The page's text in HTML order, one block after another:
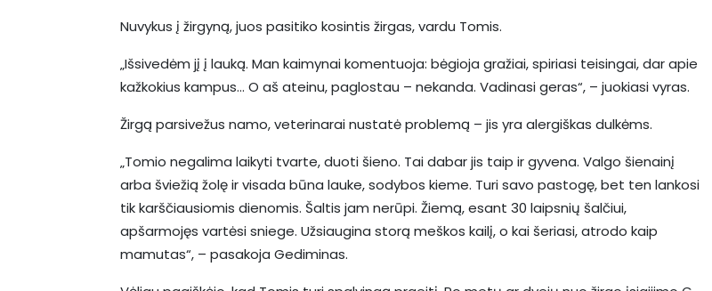
Nuvykus į žirgyną, juos pasitiko kosintis žirgas, vardu Tomis.
„Išsivedėm jį į lauką. Man kaimynai komentuoja: bėgioja gražiai, spiriasi teisingai, dar apie
kažkokius kampus… O aš ateinu, paglostau – nekanda. Vadinasi geras“, – juokiasi vyras.
Žirgą parsivežus namo, veterinarai nustatė problemą – jis yra alergiškas dulkėms.
„Tomio negalima laikyti tvarte, duoti šieno. Tai dabar jis taip ir gyvena. Valgo šienainį
arba šviežią žolę ir visada būna lauke, sodybos kieme. Turi savo pastogę, bet ten lankosi
tik karščiausiomis dienomis. Šaltis jam nerūpi. Žiemą, esant 30 laipsnių šalčiui,
apšarmojęs vartėsi sniege. Užsiaugina storą meškos kailį, o kai šeriasi, atrodo kaip
mamutas“, – pasakoja Gediminas.